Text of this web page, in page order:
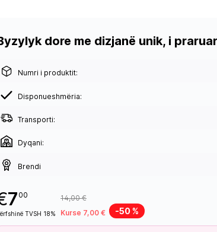
dore me dizjanë unik, i
Numri i produktit:
Disponueshmëria:
Transporti:
Dyqani:
Brendi
7 00
TVSH 18%
14,00 €
Kurse 7,00 €
-50 %